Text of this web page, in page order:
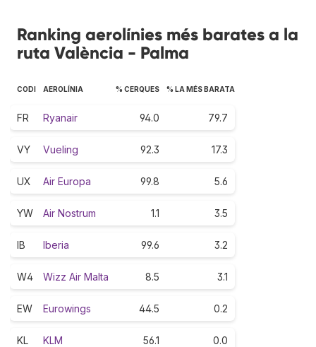
Ranking aerolínies més barates a la
ruta València - Palma
CODI AEROLÍNIA % CERQUES % LA MÉS BARATA
FR Ryanair 94.0 79.7
VY Vueling 92.3 17.3
UX Air Europa 99.8 5.6
YW Air Nostrum 1.1 3.5
IB Iberia 99.6 3.2
W4 Wizz Air Malta 8.5 3.1
EW Eurowings 44.5 0.2
KL KLM 56.1 0.0